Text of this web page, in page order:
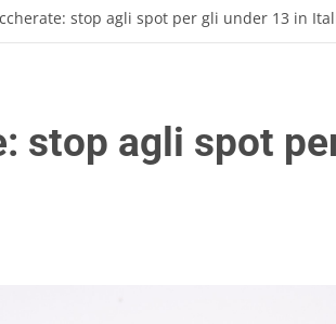
stop agli spot per gli under 13 in
stop agli spot